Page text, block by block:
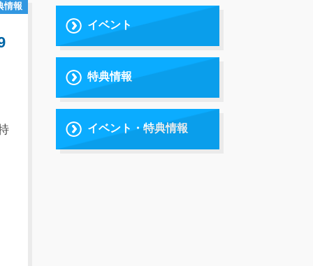
イベント
特典情報
イベント・特典情報
情報